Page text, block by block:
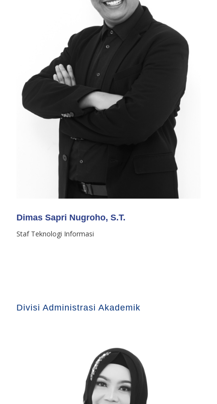
Dimas Sapri Nugroho, S.T.
Staf Teknologi Informasi
Divisi Administrasi Akademik